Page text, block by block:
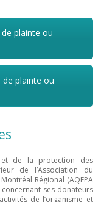
plainte ou
plainte ou
de la protection des
de l’Association du
Régional (AQEPA
ses donateurs
de l’organisme et